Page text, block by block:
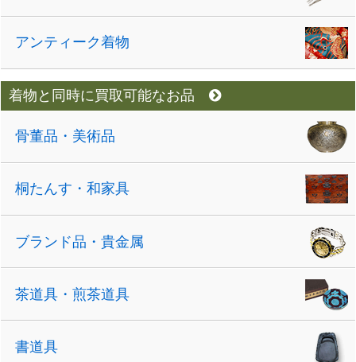
アンティーク着物
着物と同時に買取可能なお品
骨董品・美術品
桐たんす・和家具
ブランド品・貴金属
茶道具・煎茶道具
書道具